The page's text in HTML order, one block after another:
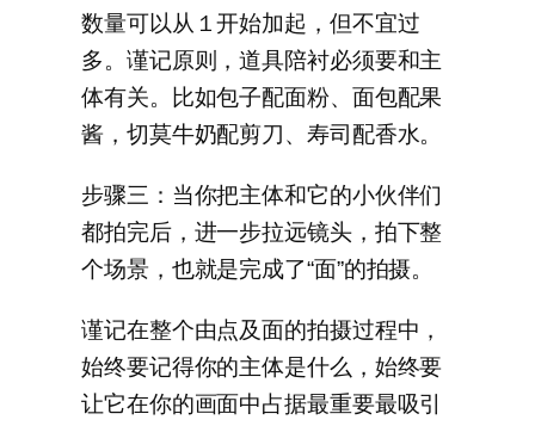
数量可以从１开始加起，但不宜过
多。谨记原则，道具陪衬必须要和主
体有关。比如包子配面粉、面包配果
酱，切莫牛奶配剪刀、寿司配香水。
步骤三：当你把主体和它的小伙伴们
都拍完后，进一步拉远镜头，拍下整
个场景，也就是完成了“面”的拍摄。
谨记在整个由点及面的拍摄过程中，
始终要记得你的主体是什么，始终要
让它在你的画面中占据最重要最吸引